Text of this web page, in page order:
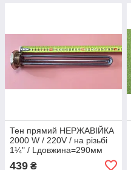
Тен прямий НЕРЖАВІЙКА
2000 W / 220V / на різьбі
1¼" / Lдовжина=290мм
439 ₴